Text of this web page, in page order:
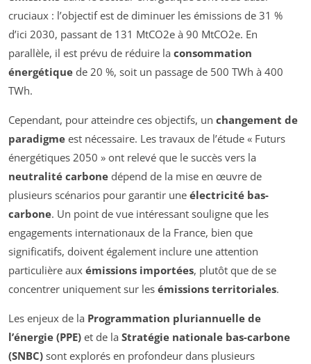
cruciaux : l’objectif est de diminuer les émissions de 31 %
d’ici 2030, passant de 131 MtCO2e à 90 MtCO2e. En
parallèle, il est prévu de réduire la consommation
énergétique de 20 %, soit un passage de 500 TWh à 400
TWh.
Cependant, pour atteindre ces objectifs, un changement de
paradigme est nécessaire. Les travaux de l’étude « Futurs
énergétiques 2050 » ont relevé que le succès vers la
neutralité carbone dépend de la mise en œuvre de
plusieurs scénarios pour garantir une électricité bas-
carbone. Un point de vue intéressant souligne que les
engagements internationaux de la France, bien que
significatifs, doivent également inclure une attention
particulière aux émissions importées, plutôt que de se
concentrer uniquement sur les émissions territoriales.
Les enjeux de la Programmation pluriannuelle de
l’énergie (PPE) et de la Stratégie nationale bas-carbone
(SNBC) sont explorés en profondeur dans plusieurs